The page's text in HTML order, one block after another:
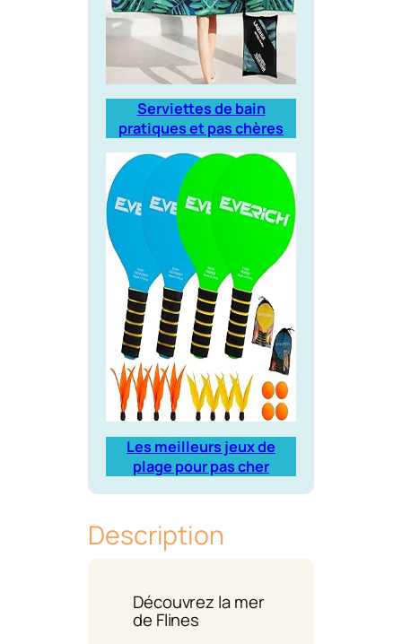
Serviettes de bain
pratiques et pas chères
Les meilleurs jeux de
plage pour pas cher
Description
Découvrez la mer
de Flines